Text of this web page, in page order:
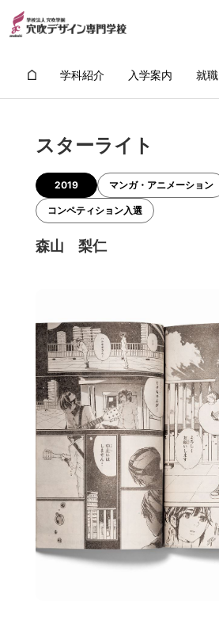
学科紹介 入学案内 就職
スターライト
2019 マンガ・アニメーション
コンペティション入選
森山 梨仁